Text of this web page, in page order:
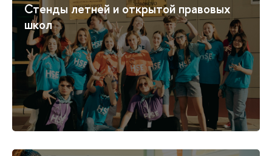
Стенды летней и открытой правовых
школ